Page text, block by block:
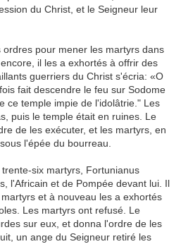
du Christ, et le Seigneur leur
pour mener les martyrs dans
il les a exhortés à offrir des
guerriers du Christ s'écria: «O
fait descendre le feu sur Sodome
ce temple impie de l'idolâtrie." Les
puis le temple était en ruines. Le
de les exécuter, et les martyrs, en
l'épée du bourreau.
six martyrs, Fortunianus
l'Africain et de Pompée devant lui. Il
et à nouveau les a exhortés
Les martyrs ont refusé. Le
sur eux, et donna l'ordre de les
un ange du Seigneur retiré les